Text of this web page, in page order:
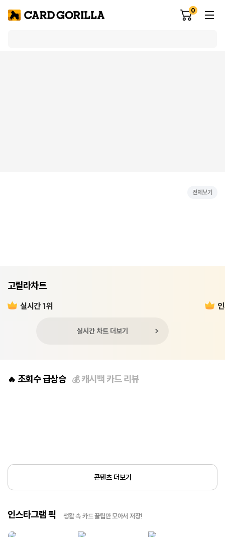
0
전체보기
고릴라차트
실시간 1위
실시간 차트 더보기
🔥 조회수 급상승 💰캐시백 카드 리뷰
콘텐츠 더보기
인스타그램 픽 생활 속 카드 꿀팁만 모아서 저장!